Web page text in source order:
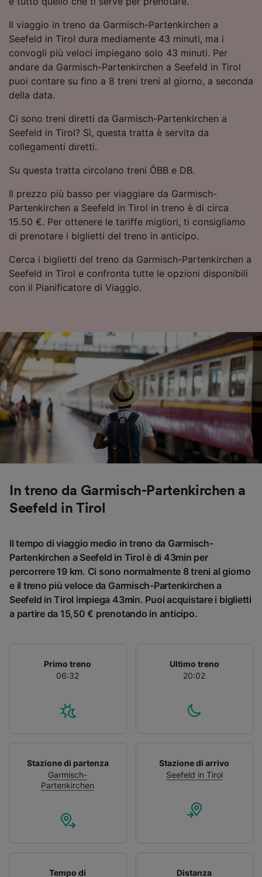
Il viaggio in treno da Garmisch-Partenkirchen a
Seefeld in Tirol dura mediamente 43 minuti, ma i
convogli più veloci impiegano solo 43 minuti. Per
andare da Garmisch-Partenkirchen a Seefeld in Tirol
puoi contare su fino a 8 treni treni al giorno, a seconda
della data.
Ci sono treni diretti da Garmisch-Partenkirchen a
Seefeld in Tirol? Sì, questa tratta è servita da
collegamenti diretti.
Su questa tratta circolano treni ÖBB e DB.
Il prezzo più basso per viaggiare da Garmisch-
Partenkirchen a Seefeld in Tirol in treno è di circa
15.50 €. Per ottenere le tariffe migliori, ti consigliamo
di prenotare i biglietti del treno in anticipo.
Cerca i biglietti del treno da Garmisch-Partenkirchen a
Seefeld in Tirol e confronta tutte le opzioni disponibili
con il Pianificatore di Viaggio.
In treno da Garmisch-Partenkirchen a
Seefeld in Tirol
Il tempo di viaggio medio in treno da Garmisch-
Partenkirchen a Seefeld in Tirol è di 43min per
percorrere 19 km. Ci sono normalmente 8 treni al giorno
e il treno più veloce da Garmisch-Partenkirchen a
Seefeld in Tirol impiega 43min. Puoi acquistare i biglietti
a partire da 15,50 € prenotando in anticipo.
Primo treno
06:32
Ultimo treno
20:02
Stazione di partenza
Garmisch-
Partenkirchen
Stazione di arrivo
Seefeld in Tirol
Tempo di
Distanza
Utilizzare dati di geolocalizzazione precisi.
Scansione attiva delle caratteristiche del
dispositivo ai fini dell’identificazione.
Archiviare informazioni su dispositivo e/o
accedervi. Pubblicità e contenuti
personalizzati, misurazione delle prestazioni
dei contenuti e degli annunci, ricerche sul
pubblico, sviluppo di servizi.
Elenco dei partner (fornitori)